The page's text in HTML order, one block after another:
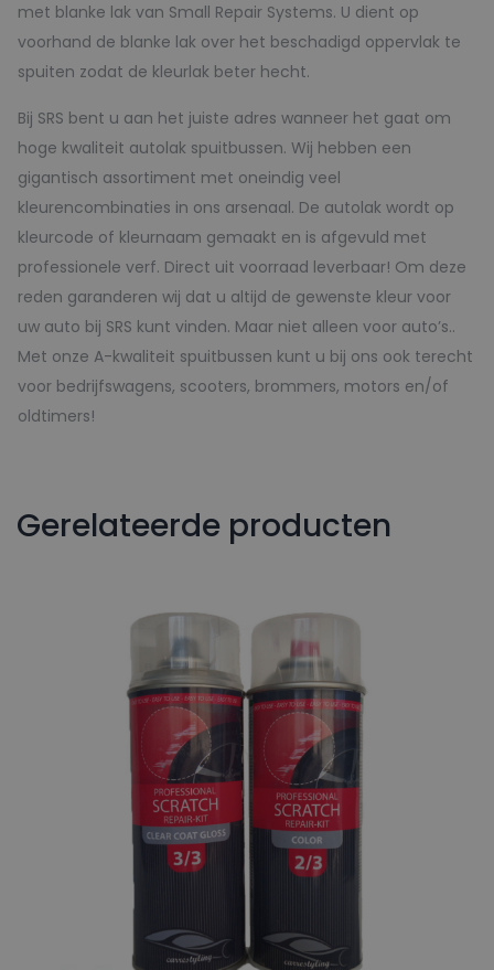
met blanke lak van Small Repair Systems. U dient op
voorhand de blanke lak over het beschadigd oppervlak te
spuiten zodat de kleurlak beter hecht.
Bij SRS bent u aan het juiste adres wanneer het gaat om
hoge kwaliteit autolak spuitbussen. Wij hebben een
gigantisch assortiment met oneindig veel
kleurencombinaties in ons arsenaal. De autolak wordt op
kleurcode of kleurnaam gemaakt en is afgevuld met
professionele verf. Direct uit voorraad leverbaar! Om deze
reden garanderen wij dat u altijd de gewenste kleur voor
uw auto bij SRS kunt vinden. Maar niet alleen voor auto’s..
Met onze A-kwaliteit spuitbussen kunt u bij ons ook terecht
voor bedrijfswagens, scooters, brommers, motors en/of
oldtimers!
Gerelateerde producten